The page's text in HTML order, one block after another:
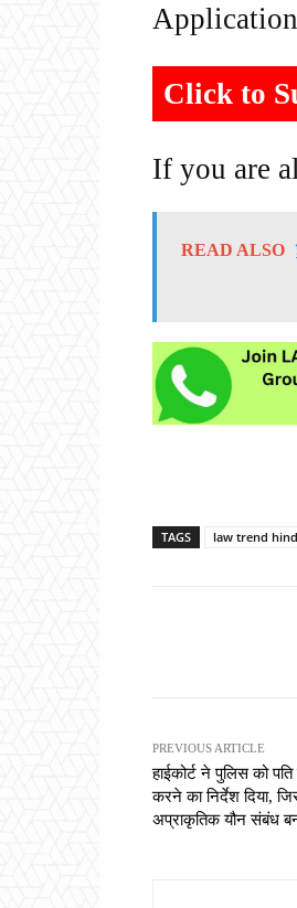
Click to
If you are
READ ALSO
TAGS law trend
PREVIOUS ARTICLE
हाईकोर्ट ने पुलिस को
करने का निर्देश दिया,
अप्राकृतिक यौन संबंध